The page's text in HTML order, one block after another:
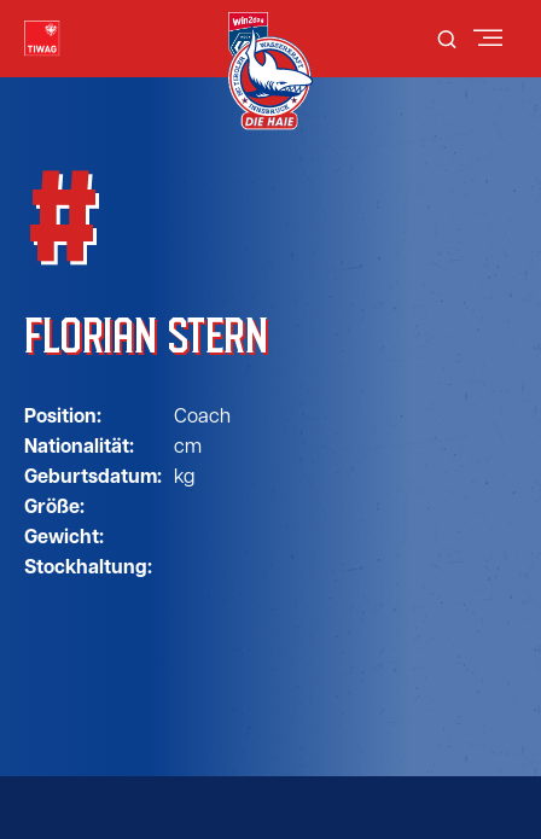
Position:
Nationalität:
Geburtsdatum:
Größe:
Gewicht:
Stockhaltung:
Coach
cm
kg
#
FLORIAN STERN